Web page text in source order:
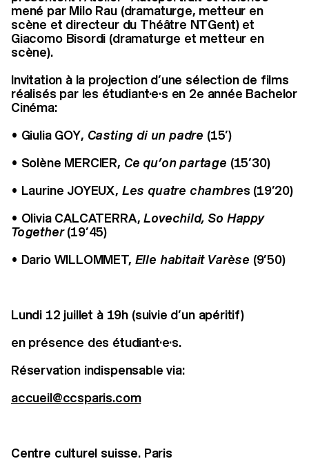
mené par Milo Rau (dramaturge, metteur en
scène et directeur du Théâtre NTGent) et
Giacomo Bisordi (dramaturge et metteur en
scène).
Invitation à la projection d’une sélection de films
réalisés par les étudiant·e·s en 2e année Bachelor
Cinéma:
• Giulia GOY, Casting di un padre (15’)
• Solène MERCIER, Ce qu’on partage (15’30)
• Laurine JOYEUX, Les quatre chambres (19’20)
• Olivia CALCATERRA,Lovechild, So Happy
Together(19’45)
• Dario WILLOMMET, Elle habitait Varèse (9’50)
Lundi 12 juillet à 19h (suivie d’un apéritif)
en présence des étudiant·e·s.
Réservation indispensable via:
accueil@ccsparis.com
Centre culturel suisse. Paris